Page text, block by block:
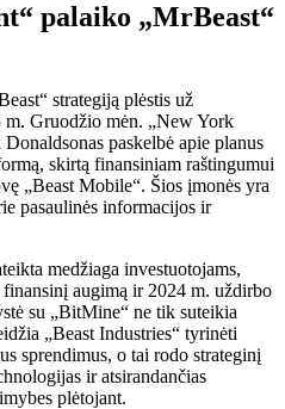
palaiko „MrBeast“
strategiją plėstis už
m. Gruodžio mėn. „New York
paskelbė apie planus
skirtą finansiniam raštingumui
„Beast Mobile“. Šios įmonės yra
pasaulinės informacijos ir
medžiaga investuotojams,
augimą ir 2024 m. uždirbo
su „BitMine“ ne tik suteikia
„Beast Industries“ tyrinėti
sprendimus, o tai rodo strateginį
ir atsirandančias
plėtojant.